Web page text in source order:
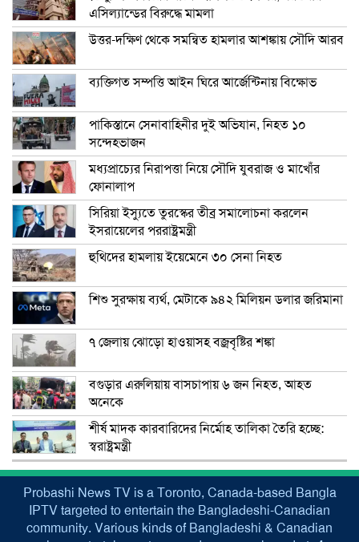
এসিল্যান্ডের বিরুদ্ধে মামলা
উত্তর-দক্ষিণ থেকে সমন্বিত হামলার আশঙ্কায় সৌদি আরব
ব্যক্তিগত সম্পত্তি আইন ঘিরে আর্জেন্টিনায় বিক্ষোভ
পাকিস্তানে সেনাবাহিনীর দুই অভিযান, নিহত ১০
সন্দেহভাজন
মধ্যপ্রাচ্যের নিরাপত্তা নিয়ে সৌদি যুবরাজ ও মাখোঁর
ফোনালাপ
সিরিয়া ইস্যুতে তুরস্কের তীব্র সমালোচনা করলেন
ইসরায়েলের পররাষ্ট্রমন্ত্রী
হুথিদের হামলায় ইয়েমেনে ৩০ সেনা নিহত
শিশু সুরক্ষায় ব্যর্থ, মেটাকে ৯৪২ মিলিয়ন ডলার জরিমানা
৭ জেলায় ঝোড়ো হাওয়াসহ বজ্রবৃষ্টির শঙ্কা
বগুড়ার এরুলিয়ায় বাসচাপায় ৬ জন নিহত, আহত
অনেকে
শীর্ষ মাদক কারবারিদের নির্মোহ তালিকা তৈরি হচ্ছে:
স্বরাষ্ট্রমন্ত্রী
Probashi News TV is a Toronto, Canada-based Bangla
IPTV targeted to entertain the Bangladeshi-Canadian
community. Various kinds of Bangladeshi & Canadian